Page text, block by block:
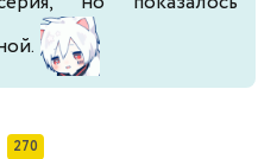
270